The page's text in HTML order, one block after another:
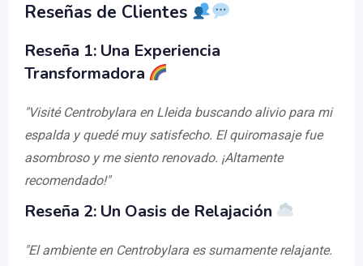
Reseñas de Clientes
Reseña 1: Una Experiencia
Transformadora
"Visité Centrobylara en Lleida buscando alivio para mi
espalda y quedé muy satisfecho. El quiromasaje fue
asombroso y me siento renovado. ¡Altamente
recomendado!"
Reseña 2: Un Oasis de Relajación
"El ambiente en Centrobylara es sumamente relajante.